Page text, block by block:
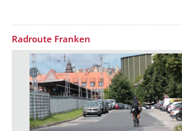
Radroute Franken